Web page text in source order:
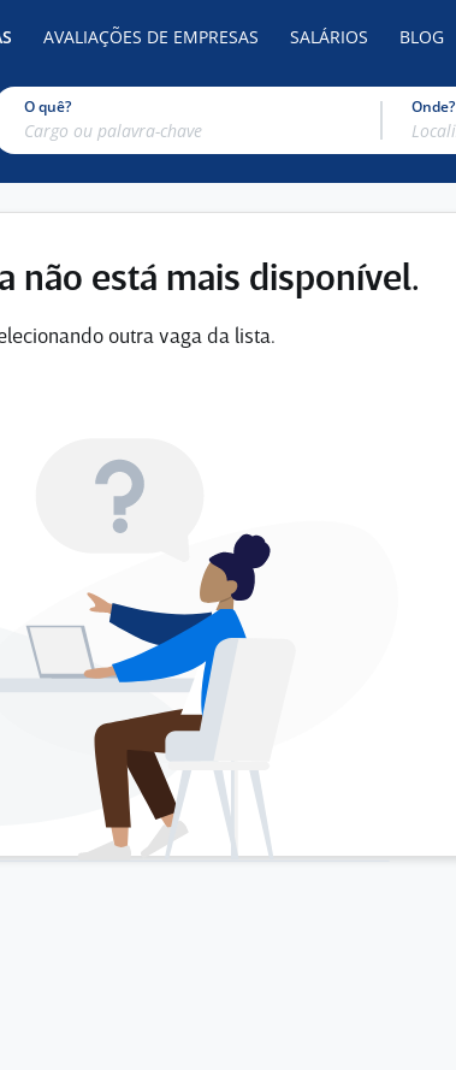
AVALIAÇÕES DE EMPRESAS SALÁRIOS BLOG
O quê? Onde?
não está mais disponível.
outra vaga da lista.